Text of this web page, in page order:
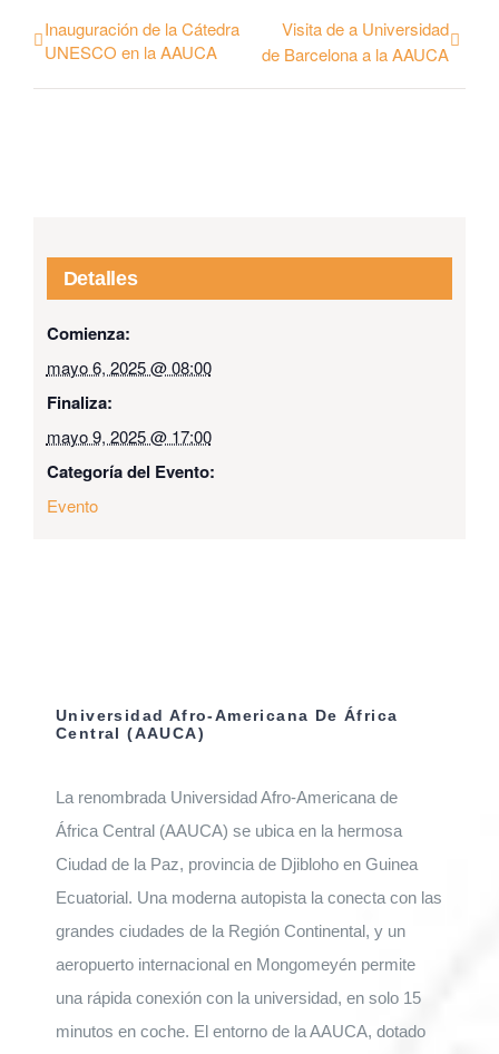
Inauguración de la Cátedra
UNESCO en la AAUCA
Visita de a Universidad
de Barcelona a la AAUCA
Detalles
Comienza:
mayo 6, 2025 @ 08:00
Finaliza:
mayo 9, 2025 @ 17:00
Categoría del Evento:
Evento
Universidad Afro-Americana De África
Central (AAUCA)
La renombrada Universidad Afro-Americana de
África Central (AAUCA) se ubica en la hermosa
Ciudad de la Paz, provincia de Djibloho en Guinea
Ecuatorial. Una moderna autopista la conecta con las
grandes ciudades de la Región Continental, y un
aeropuerto internacional en Mongomeyén permite
una rápida conexión con la universidad, en solo 15
minutos en coche. El entorno de la AAUCA, dotado